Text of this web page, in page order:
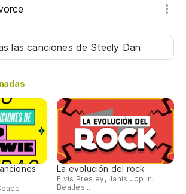
las canciones de Steely Dan
La evolución del rock
Elvis Presley, Janis Joplin,
Beatles...